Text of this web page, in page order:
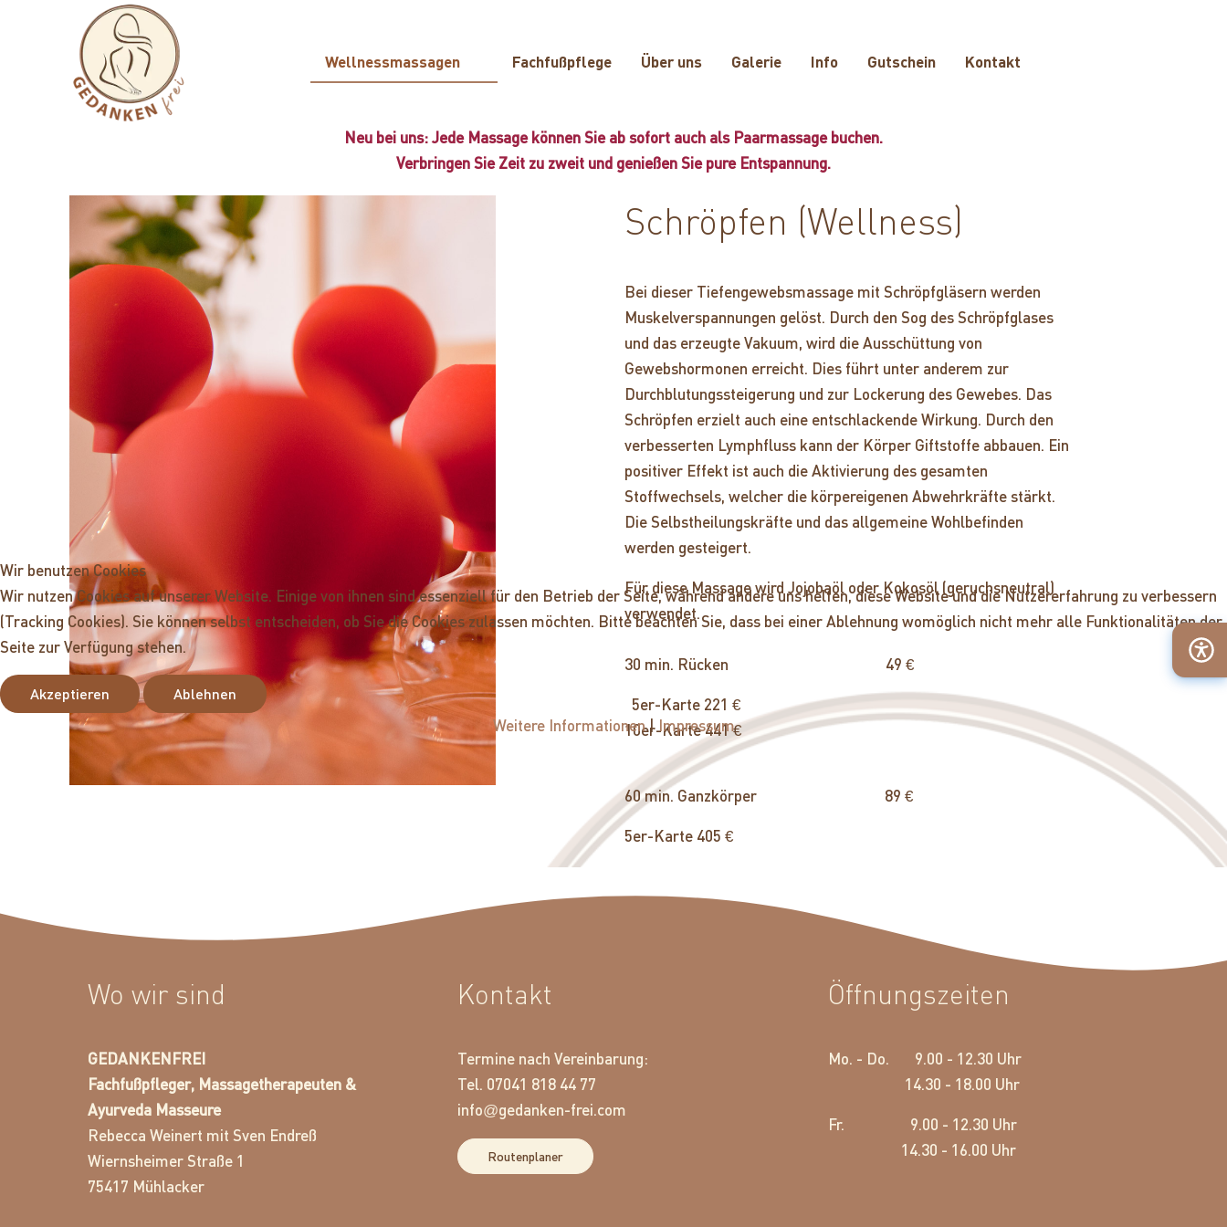
Wellnessmassagen Fachfußpflege Über uns Galerie Info Gutschein Kontakt
Neu bei uns: Jede Massage können Sie ab sofort auch als Paarmassage buchen.
Verbringen Sie Zeit zu zweit und genießen Sie pure Entspannung.
Schröpfen (Wellness)
Bei dieser Tiefengewebsmassage mit Schröpfgläsern werden
Muskelverspannungen gelöst. Durch den Sog des Schröpfglases
und das erzeugte Vakuum, wird die Ausschüttung von
Gewebshormonen erreicht. Dies führt unter anderem zur
Durchblutungssteigerung und zur Lockerung des Gewebes. Das
Schröpfen erzielt auch eine entschlackende Wirkung. Durch den
verbesserten Lymphfluss kann der Körper Giftstoffe abbauen. Ein
positiver Effekt ist auch die Aktivierung des gesamten
Stoffwechsels, welcher die körpereigenen Abwehrkräfte stärkt.
Die Selbstheilungskräfte und das allgemeine Wohlbefinden
werden gesteigert.
Für diese Massage wird Jojobaöl oder Kokosöl (geruchsneutral)
verwendet.
30 min. Rücken 49 €
5er-Karte 221 €
10er-Karte 441 €
60 min. Ganzkörper 89 €
5er-Karte 405 €
Wo wir sind
GEDANKENFREI
Fachfußpfleger, Massagetherapeuten &
Ayurveda Masseure
Rebecca Weinert mit Sven Endreß
Wiernsheimer Straße 1
75417 Mühlacker
Kontakt
Termine nach Vereinbarung:
Tel. 07041 818 44 77
info@gedanken-frei.com
Routenplaner
Öffnungszeiten
Mo. - Do. 9.00 - 12.30 Uhr
14.30 - 18.00 Uhr
Fr. 9.00 - 12.30 Uhr
14.30 - 16.00 Uhr
Wir benutzen Cookies
Wir nutzen Cookies auf unserer Website. Einige von ihnen sind essenziell für den Betrieb der Seite, während andere uns helfen, diese Website und die Nutzererfahrung zu verbessern
(Tracking Cookies). Sie können selbst entscheiden, ob Sie die Cookies zulassen möchten. Bitte beachten Sie, dass bei einer Ablehnung womöglich nicht mehr alle Funktionalitäten der
Seite zur Verfügung stehen.
Akzeptieren Ablehnen
Weitere Informationen| Impressum